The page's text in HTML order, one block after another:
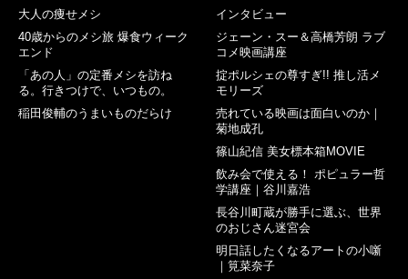
大人の痩せメシ
40歳からのメシ旅 爆食ウィーク
エンド
「あの人」の定番メシを訪ね
る。行きつけで、いつもの。
稲田俊輔のうまいものだらけ
インタビュー
ジェーン・スー＆高橋芳朗 ラブ
コメ映画講座
掟ポルシェの尊すぎ!! 推し活メ
モリーズ
売れている映画は面白いのか｜
菊地成孔
篠山紀信 美女標本箱MOVIE
飲み会で使える！ ポピュラー哲
学講座｜谷川嘉浩
長谷川町蔵が勝手に選ぶ、世界
のおじさん迷宮会
明日話したくなるアートの小噺
｜筧菜奈子